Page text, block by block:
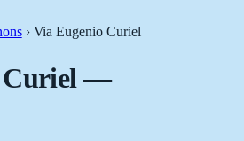
› Via Eugenio Curiel
—